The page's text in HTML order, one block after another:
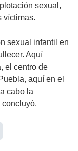
sexual,
víctimas.
sexual infantil en
Aquí
el centro de
aquí en el
cabo la
concluyó.